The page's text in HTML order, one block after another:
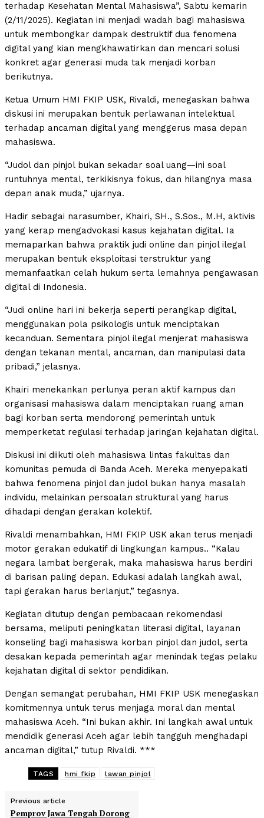
terhadap Kesehatan Mental Mahasiswa”, Sabtu kemarin
(2/11/2025). Kegiatan ini menjadi wadah bagi mahasiswa
untuk membongkar dampak destruktif dua fenomena
digital yang kian mengkhawatirkan dan mencari solusi
konkret agar generasi muda tak menjadi korban
berikutnya.
Ketua Umum HMI FKIP USK, Rivaldi, menegaskan bahwa
diskusi ini merupakan bentuk perlawanan intelektual
terhadap ancaman digital yang menggerus masa depan
mahasiswa.
“Judol dan pinjol bukan sekadar soal uang—ini soal
runtuhnya mental, terkikisnya fokus, dan hilangnya masa
depan anak muda,” ujarnya.
Hadir sebagai narasumber, Khairi, SH., S.Sos., M.H, aktivis
yang kerap mengadvokasi kasus kejahatan digital. Ia
memaparkan bahwa praktik judi online dan pinjol ilegal
merupakan bentuk eksploitasi terstruktur yang
memanfaatkan celah hukum serta lemahnya pengawasan
digital di Indonesia.
“Judi online hari ini bekerja seperti perangkap digital,
menggunakan pola psikologis untuk menciptakan
kecanduan. Sementara pinjol ilegal menjerat mahasiswa
dengan tekanan mental, ancaman, dan manipulasi data
pribadi,” jelasnya.
Khairi menekankan perlunya peran aktif kampus dan
organisasi mahasiswa dalam menciptakan ruang aman
bagi korban serta mendorong pemerintah untuk
memperketat regulasi terhadap jaringan kejahatan digital.
Diskusi ini diikuti oleh mahasiswa lintas fakultas dan
komunitas pemuda di Banda Aceh. Mereka menyepakati
bahwa fenomena pinjol dan judol bukan hanya masalah
individu, melainkan persoalan struktural yang harus
dihadapi dengan gerakan kolektif.
Rivaldi menambahkan, HMI FKIP USK akan terus menjadi
motor gerakan edukatif di lingkungan kampus.. “Kalau
negara lambat bergerak, maka mahasiswa harus berdiri
di barisan paling depan. Edukasi adalah langkah awal,
tapi gerakan harus berlanjut,” tegasnya.
Kegiatan ditutup dengan pembacaan rekomendasi
bersama, meliputi peningkatan literasi digital, layanan
konseling bagi mahasiswa korban pinjol dan judol, serta
desakan kepada pemerintah agar menindak tegas pelaku
kejahatan digital di sektor pendidikan.
Dengan semangat perubahan, HMI FKIP USK menegaskan
komitmennya untuk terus menjaga moral dan mental
mahasiswa Aceh. “Ini bukan akhir. Ini langkah awal untuk
mendidik generasi Aceh agar lebih tangguh menghadapi
ancaman digital,” tutup Rivaldi. ***
TAGS hmi fkip lawan pinjol
Previous article
Pemprov Jawa Tengah Dorong